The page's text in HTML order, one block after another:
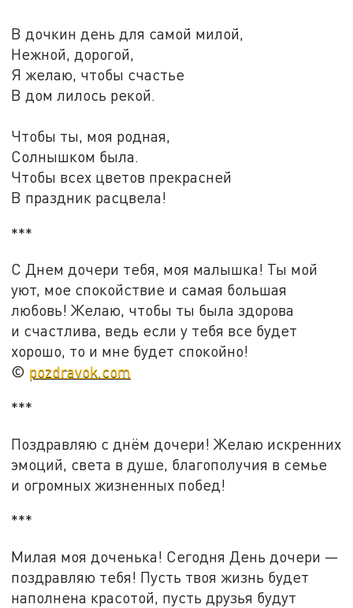
В дочкин день для самой милой,
Нежной, дорогой,
Я желаю, чтобы счастье
В дом лилось рекой.
Чтобы ты, моя родная,
Солнышком была.
Чтобы всех цветов прекрасней
В праздник расцвела!
***
С Днем дочери тебя, моя малышка! Ты мой
уют, мое спокойствие и самая большая
любовь! Желаю, чтобы ты была здорова
и счастлива, ведь если у тебя все будет
хорошо, то и мне будет спокойно!
© pozdravok.com
***
Поздравляю с днём дочери! Желаю искренних
эмоций, света в душе, благополучия в семье
и огромных жизненных побед!
***
Милая моя доченька! Сегодня День дочери —
поздравляю тебя! Пусть твоя жизнь будет
наполнена красотой, пусть друзья будут